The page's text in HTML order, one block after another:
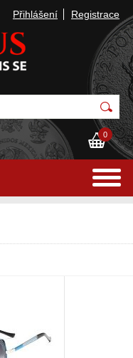
Přihlášení Registrace
0